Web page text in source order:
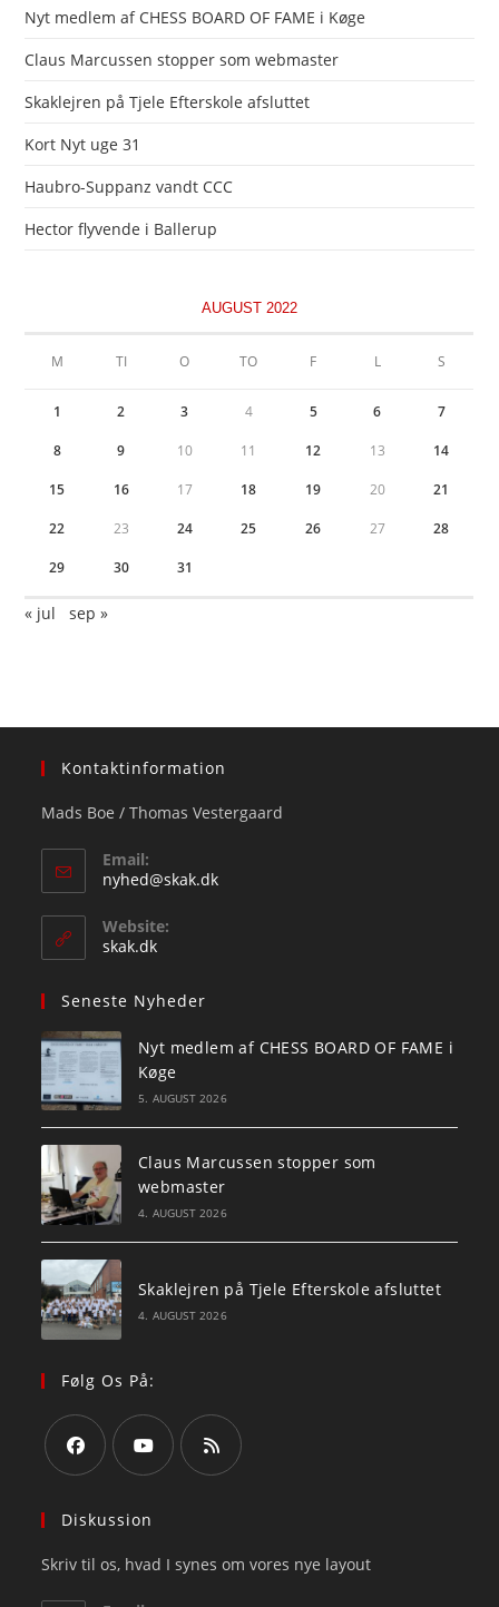
Nyt medlem af CHESS BOARD OF FAME i Køge
Claus Marcussen stopper som webmaster
Skaklejren på Tjele Efterskole afsluttet
Kort Nyt uge 31
Haubro-Suppanz vandt CCC
Hector flyvende i Ballerup
AUGUST 2022
M TI O TO F L S
1 2 3 4 5 6 7
8 9 10 11 12 13 14
15 16 17 18 19 20 21
22 23 24 25 26 27 28
29 30 31
« jul sep »
Kontaktinformation
Mads Boe / Thomas Vestergaard
Email:
nyhed@skak.dkOpens
Website:
skak.dk
Seneste Nyheder
Nyt medlem af CHESS BOARD OF FAME i
Køge
5. AUGUST 2026
Claus Marcussen stopper som
webmaster
4. AUGUST 2026
Skaklejren på Tjele Efterskole afsluttet
4. AUGUST 2026
Følg Os På:
in
new
tab
in
new
new
Diskussion
Skriv til os, hvad I synes om vores nye layout